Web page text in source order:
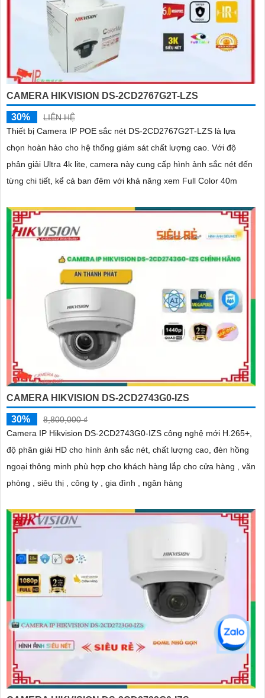
CAMERA HIKVISION DS-2CD2767G2T-LZS
30%
LIÊN HỆ
Thiết bị Camera IP POE sắc nét DS-2CD2767G2T-LZS là lựa
chọn hoàn hảo cho hệ thống giám sát chất lượng cao. Với độ
phân giải Ultra 4k lite, camera này cung cấp hình ảnh sắc nét đến
từng chi tiết, kể cả ban đêm với khả năng xem Full Color 40m
CAMERA HIKVISION DS-2CD2743G0-IZS
30%
8,800,000 ₫
Camera IP Hikvision DS-2CD2743G0-IZS công nghệ mới H.265+,
độ phân giải HD cho hình ảnh sắc nét, chất lượng cao, đèn hồng
ngoại thông minh phù hợp cho khách hàng lắp cho cửa hàng , văn
phòng , siêu thị , công ty , gia đình , ngân hàng